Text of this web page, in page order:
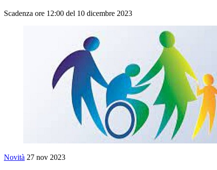
Scadenza ore 12:00 del 10 dicembre 2023
Novità 27 nov 2023